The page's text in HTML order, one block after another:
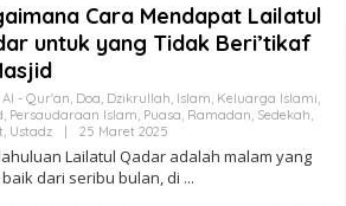
Cara Mendapat Lailatul
untuk yang Tidak Beri’tikaf
Al - Qur'an, Doa, Dzikrullah, Islam, Keluarga Islami,
, Persaudaraan Islam, Puasa, Ramadan, Sedekah,
, Ustadz 25 Maret 2025Oleh
Soeharyo
Lailatul Qadar adalah malam yang
dari seribu bulan, di